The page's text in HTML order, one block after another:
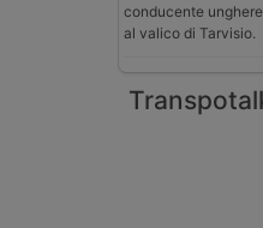
conducente
al valico di Tarvisio.